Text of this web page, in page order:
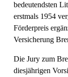
bedeutendsten
erstmals 1954
Förderpreis
Versicherung
Die Jury zum
diesjährigen